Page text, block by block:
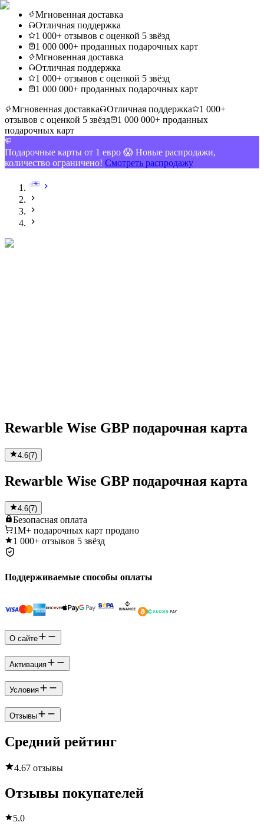
Мгновенная доставка
Отличная поддержка
1 000+ отзывов с оценкой 5 звёзд
1 000 000+ проданных подарочных карт
Мгновенная доставка
Отличная поддержка
1 000+ отзывов с оценкой 5 звёзд
1 000 000+ проданных подарочных карт
Мгновенная доставка
Отличная поддержка
1 000+
отзывов с оценкой 5 звёзд
1 000 000+ проданных
подарочных карт
Подарочные карты от 1 евро 😱 Новые распродажи,
количество ограничено! Смотреть распродажу
Rewarble Wise GBP подарочная карта
4.6(7)
Rewarble Wise GBP подарочная карта
4.6(7)
Безопасная оплата
1M+ подарочных карт продано
1 000+ отзывов 5 звёзд
Поддерживаемые способы оплаты
О сайте
Активация
Условия
Отзывы
Средний рейтинг
4.67 отзывы
Отзывы покупателей
5.0